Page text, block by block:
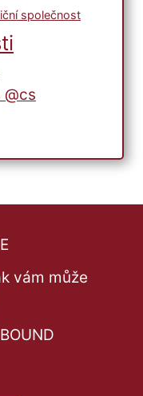
společnost
@cs
vám může